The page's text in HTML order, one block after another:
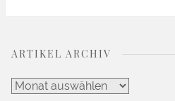
ARTIKEL ARCHIV
Artikel